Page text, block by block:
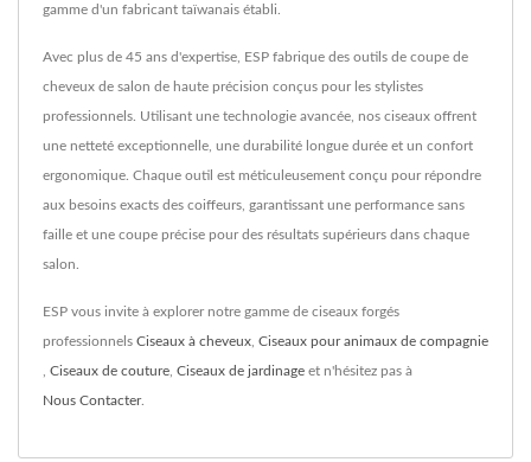
gamme d'un fabricant taïwanais établi.
Avec plus de 45 ans d'expertise, ESP fabrique des outils de coupe de
cheveux de salon de haute précision conçus pour les stylistes
professionnels. Utilisant une technologie avancée, nos ciseaux offrent
une netteté exceptionnelle, une durabilité longue durée et un confort
ergonomique. Chaque outil est méticuleusement conçu pour répondre
aux besoins exacts des coiffeurs, garantissant une performance sans
faille et une coupe précise pour des résultats supérieurs dans chaque
salon.
ESP vous invite à explorer notre gamme de ciseaux forgés
professionnels Ciseaux à cheveux Ciseaux pour animaux de compagnie
Ciseaux de couture Ciseaux de jardinage et n'hésitez pas à
Nous Contacter.